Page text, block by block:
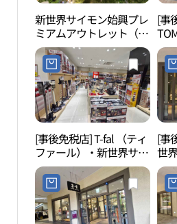
新世界サイモン始興プレ
ミアムアウトレット（신
세계사이먼 시흥 프리미
엄 아울렛）
[事
ボ
ン
ト
튜
이
흥
[事後免税店] T-fal （ティ
ファール）・新世界サイ
モンプレミアムアウトレ
ットシフン（始興）店
(테팔 신세계사이먼프리
미엄아울렛 시흥점)
[事
世
ア
興
이
흥